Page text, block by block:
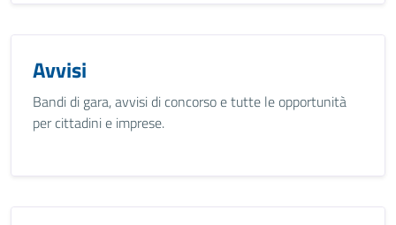
Avvisi
Bandi di gara, avvisi di concorso e tutte le opportunità
per cittadini e imprese.